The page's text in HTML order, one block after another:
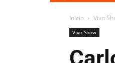
Inicio Vivo
Vivo Show